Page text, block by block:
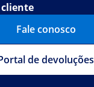
Fale conosco
de devoluções